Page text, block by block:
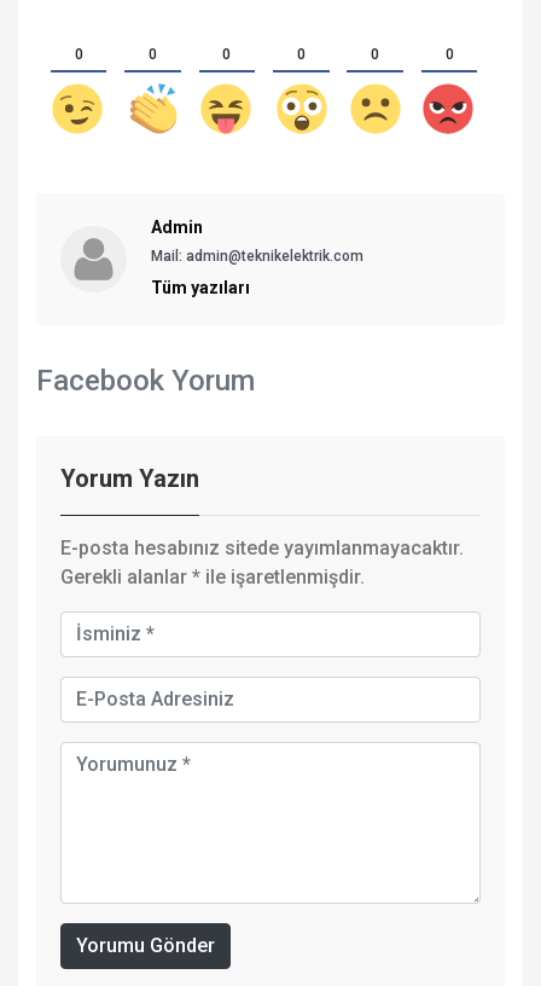
0 0 0 0 0 0
Admin
Mail: admin@teknikelektrik.com
Tüm yazıları
Facebook Yorum
Yorum Yazın
E-posta hesabınız sitede yayımlanmayacaktır.
Gerekli alanlar * ile işaretlenmişdir.
Yorumu Gönder